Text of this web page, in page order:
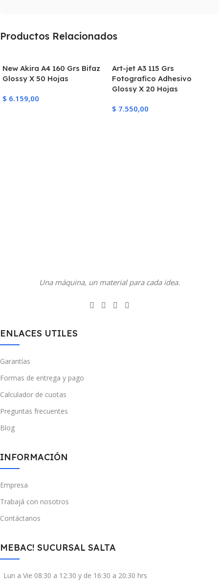
Productos Relacionados
New Akira A4 160 Grs Bifaz
Glossy X 50 Hojas
$ 6.159,00
Art-jet A3 115 Grs
Fotografico Adhesivo
Glossy X 20 Hojas
$ 7.550,00
Una máquina, un material para cada idea.
ENLACES UTILES
Garantías
Formas de entrega y pago
Calculador de cuotas
Preguntas frecuentes
Blog
INFORMACIÓN
Empresa
Trabajá con nosotros
Contáctanos
MEBAC! SUCURSAL SALTA
Lun a Vie 08:30 a 12:30 y de 16:30 a 20:30 hrs